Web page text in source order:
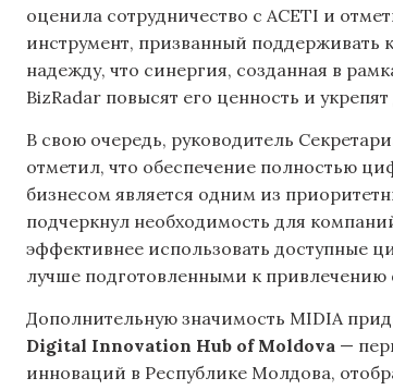
оценила сотрудничество с ACETI и
инструмент, призванный
надежду, что синергия, созданная в
BizRadar повысят его ценность и
В свою очередь, руководитель
отметил, что обеспечение полностью
бизнесом является одним из
подчеркнул необходимость для
эффективнее использовать доступные
лучше подготовленными к
Дополнительную значимость MIDIA
Digital Innovation Hub of Moldova —
инноваций в Республике Молдова,